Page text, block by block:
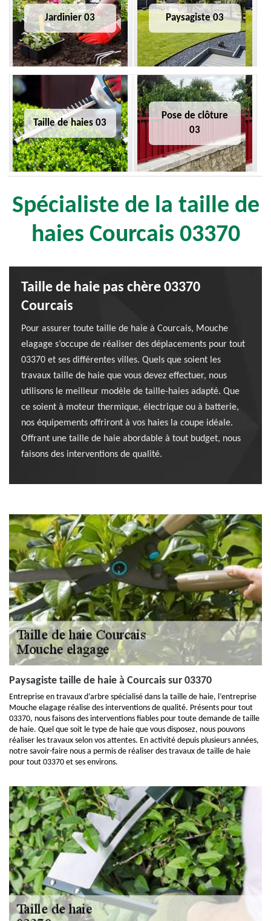
Jardinier 03 Paysagiste 03
Taille de haies 03
Pose de clôture
03
Spécialiste de la taille de
haies Courcais 03370
Taille de haie pas chère 03370
Courcais
Pour assurer toute taille de haie à Courcais, Mouche
elagage s’occupe de réaliser des déplacements pour tout
03370 et ses différentes villes. Quels que soient les
travaux taille de haie que vous devez effectuer, nous
utilisons le meilleur modèle de taille-haies adapté. Que
ce soient à moteur thermique, électrique ou à batterie,
nos équipements offriront à vos haies la coupe idéale.
Offrant une taille de haie abordable à tout budget, nous
faisons des interventions de qualité.
Paysagiste taille de haie à Courcais sur 03370
Entreprise en travaux d’arbre spécialisé dans la taille de haie, l’entreprise
Mouche elagage réalise des interventions de qualité. Présents pour tout
03370, nous faisons des interventions fiables pour toute demande de taille
de haie. Quel que soit le type de haie que vous disposez, nous pouvons
réaliser les travaux selon vos attentes. En activité depuis plusieurs années,
notre savoir-faire nous a permis de réaliser des travaux de taille de haie
pour tout 03370 et ses environs.